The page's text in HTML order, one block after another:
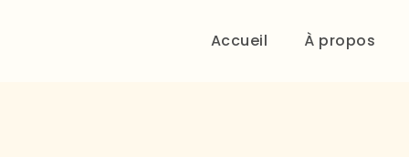
Accueil À propos